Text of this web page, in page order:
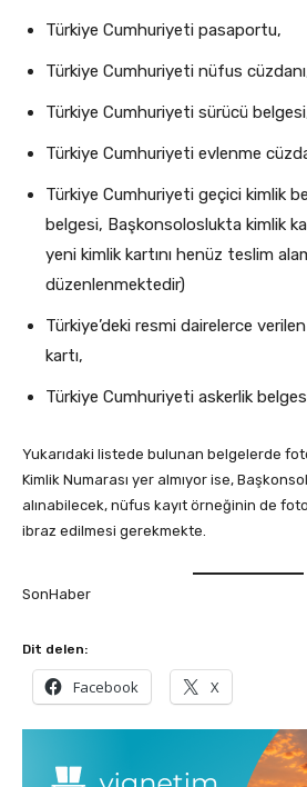
Türkiye Cumhuriyeti pasaportu,
Türkiye Cumhuriyeti nüfus
Türkiye Cumhuriyeti sürücü
Türkiye Cumhuriyeti evlenme
Türkiye Cumhuriyeti geçici kimlik
belgesi, Başkonsoloslukta kimlik
yeni kimlik kartını henüz teslim
düzenlenmektedir)
Türkiye’deki resmi dairelerce
kartı,
Türkiye Cumhuriyeti askerlik
Yukarıdaki listede bulunan belgelerde
Kimlik Numarası yer almıyor ise,
alınabilecek, nüfus kayıt örneğinin de
ibraz edilmesi gerekmekte.
SonHaber
Dit delen:
Facebook X